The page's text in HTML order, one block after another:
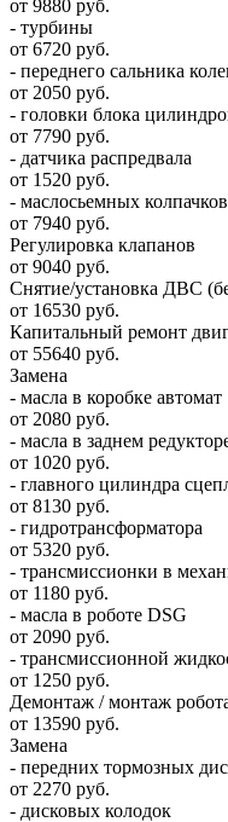
от 9880 руб.
- турбины
от 6720 руб.
- переднего сальника
от 2050 руб.
- головки блока
от 7790 руб.
- датчика распредвала
от 1520 руб.
- маслосьемных колпачков
от 7940 руб.
Регулировка клапанов
от 9040 руб.
Снятие/установка ДВС
от 16530 руб.
Капитальный ремонт
от 55640 руб.
Замена
- масла в коробке автомат
от 2080 руб.
- масла в заднем
от 1020 руб.
- главного цилиндра
от 8130 руб.
- гидротрансформатора
от 5320 руб.
- трансмиссионки в
от 1180 руб.
- масла в роботе DSG
от 2090 руб.
- трансмиссионной
от 1250 руб.
Демонтаж / монтаж
от 13590 руб.
Замена
- передних тормозных
от 2270 руб.
- дисковых колодок